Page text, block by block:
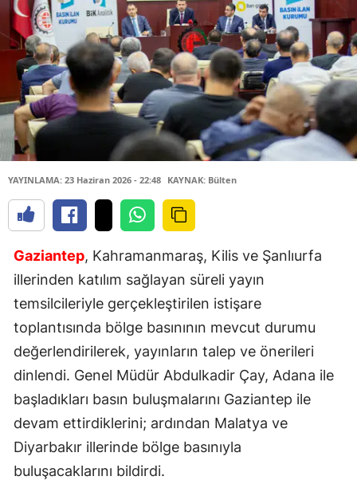
YAYINLAMA: 23 Haziran 2026 - 22:48 KAYNAK: Bülten
Gaziantep, Kahramanmaraş, Kilis ve Şanlıurfa
illerinden katılım sağlayan süreli yayın
temsilcileriyle gerçekleştirilen istişare
toplantısında bölge basınının mevcut durumu
değerlendirilerek, yayınların talep ve önerileri
dinlendi. Genel Müdür Abdulkadir Çay, Adana ile
başladıkları basın buluşmalarını Gaziantep ile
devam ettirdiklerini; ardından Malatya ve
Diyarbakır illerinde bölge basınıyla
buluşacaklarını bildirdi.